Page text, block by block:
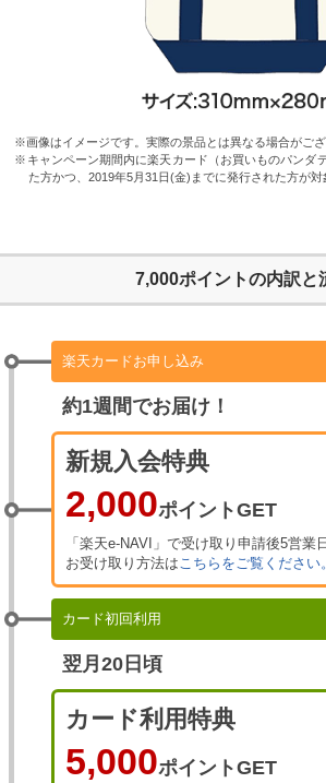
※画像はイメージです。実際の景品とは異なる場合がござ
※キャンペーン期間内に楽天カード（お買いものパンダ
た方かつ、2019年5月31日(金)までに発行された方が対
7,000ポイントの内訳と
楽天カードお申し込み
約1週間でお届け！
新規入会特典
2,000ポイントGET
「楽天e-NAVI」で受け取り申請後5営業
お受け取り方法は こちらをご覧ください。
カード初回利用
翌月20日頃
カード利用特典
5,000ポイントGET